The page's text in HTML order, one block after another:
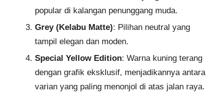
popular di kalangan penunggang muda.
Grey (Kelabu Matte): Pilihan neutral yang
tampil elegan dan moden.
Special Yellow Edition: Warna kuning terang
dengan grafik eksklusif, menjadikannya antara
varian yang paling menonjol di atas jalan raya.